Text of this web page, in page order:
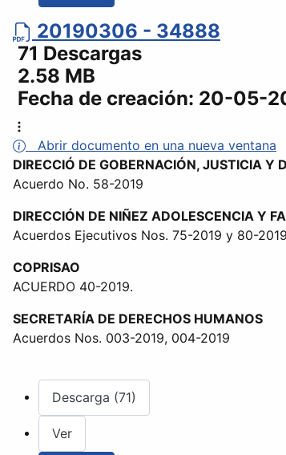
20190306 - 34888
71 Descargas
2.58 MB
Fecha de creación: 20-05-
Abrir documento en una nueva ventana
DIRECCIÓ DE GOBERNACIÓN, JUSTICIA Y
Acuerdo No. 58-2019
DIRECCIÓN DE NIÑEZ ADOLESCENCIA Y
Acuerdos Ejecutivos Nos. 75-2019 y 80-
COPRISAO
ACUERDO 40-2019.
SECRETARÍA DE DERECHOS HUMANOS
Acuerdos Nos. 003-2019, 004-2019
Descarga (71)
Ver